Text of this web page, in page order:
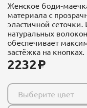
Женское боди-
материала с
эластичной
натуральных
обеспечивает
застёжка на кнопках.
2232
Выберите цвет